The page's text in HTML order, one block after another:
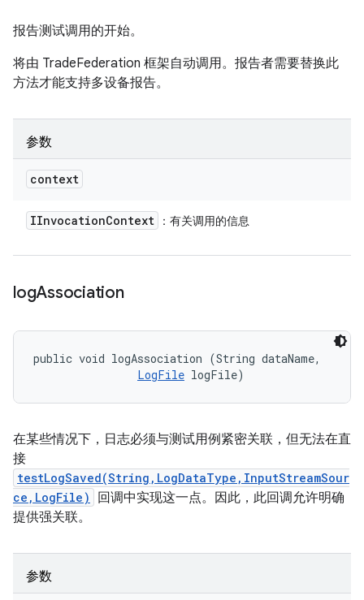
报告测试调用的开始。
将由 TradeFederation 框架自动调用。报告者需要替换此
方法才能支持多设备报告。
参数
context
IInvocationContext ：有关调用的信息
logAssociation
public void logAssociation (String dataName,
LogFile logFile)
在某些情况下，日志必须与测试用例紧密关联，但无法在直
接
testLogSaved(String,LogDataType,InputStreamSour
ce,LogFile)
回调中实现这一点。因此，此回调允许明确
提供强关联。
参数